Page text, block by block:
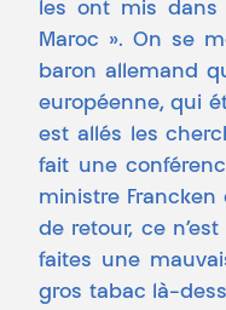
les ont mis dans
Maroc ». On se
baron allemand
européenne, qui
est allés les
fait une
ministre Francken
de retour, ce
faites une
gros tabac là-